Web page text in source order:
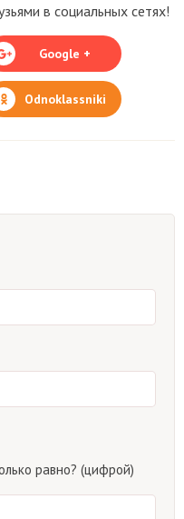
в социальных сетях!
Google +
Odnoklassniki
равно? (цифрой)